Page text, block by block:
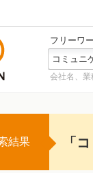
フリーワ
会社名、
結果 「